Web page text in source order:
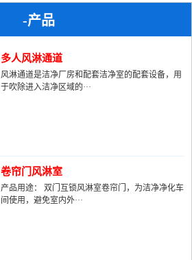
-产品
多人风淋通道
风淋通道是洁净厂房和配套洁净室的配套设备，用
于吹除进入洁净区域的···
卷帘门风淋室
产品用途： 双门互锁风淋室卷帘门，为洁净净化车
间使用，避免室内外···